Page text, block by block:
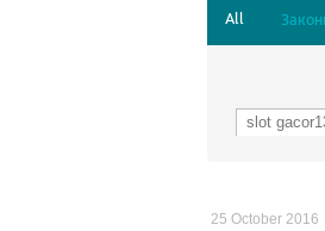
All
25 October 2016